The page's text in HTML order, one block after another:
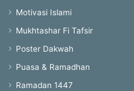
Motivasi Islami
Mukhtashar Fi Tafsir
Poster Dakwah
Puasa & Ramadhan
Ramadan 1447